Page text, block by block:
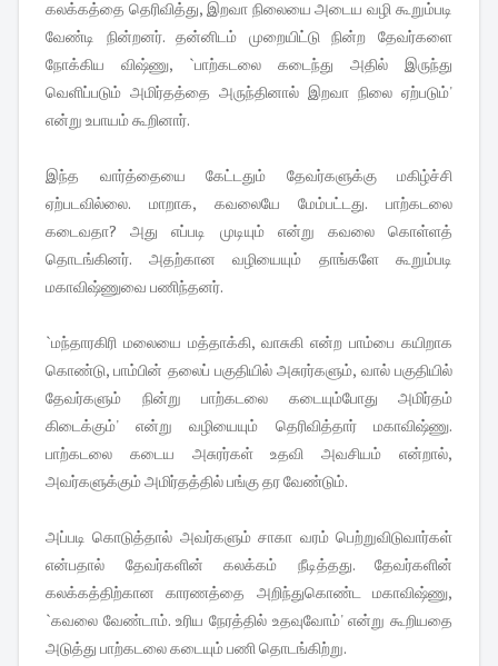
கலக்கத்தை தெரிவித்து, இறவா நிலையை அடைய வழி கூறும்படி
வேண்டி நின்றனர். தன்னிடம் முறையிட்டு நின்ற தேவர்களை
நோக்கிய விஷ்ணு, `பாற்கடலை கடைந்து அதில் இருந்து
வெளிப்படும் அமிர்தத்தை அருந்தினால் இறவா நிலை ஏற்படும்'
என்று உபாயம் கூறினார்.
இந்த வார்த்தையை கேட்டதும் தேவர்களுக்கு மகிழ்ச்சி
ஏற்படவில்லை. மாறாக, கவலையே மேம்பட்டது. பாற்கடலை
கடைவதா? அது எப்படி முடியும் என்று கவலை கொள்ளத்
தொடங்கினர். அதற்கான வழியையும் தாங்களே கூறும்படி
மகாவிஷ்ணுவை பணிந்தனர்.
`மந்தாரகிரி மலையை மத்தாக்கி, வாசுகி என்ற பாம்பை கயிறாக
கொண்டு, பாம்பின் தலைப் பகுதியில் அசுரர்களும், வால் பகுதியில்
தேவர்களும் நின்று பாற்கடலை கடையும்போது அமிர்தம்
கிடைக்கும்' என்று வழியையும் தெரிவித்தார் மகாவிஷ்ணு.
பாற்கடலை கடைய அசுரர்கள் உதவி அவசியம் என்றால்,
அவர்களுக்கும் அமிர்தத்தில் பங்கு தர வேண்டும்.
அப்படி கொடுத்தால் அவர்களும் சாகா வரம் பெற்றுவிடுவார்கள்
என்பதால் தேவர்களின் கலக்கம் நீடித்தது. தேவர்களின்
கலக்கத்திற்கான காரணத்தை அறிந்துகொண்ட மகாவிஷ்ணு,
`கவலை வேண்டாம். உரிய நேரத்தில் உதவுவோம்' என்று கூறியதை
அடுத்து பாற்கடலை கடையும் பணி தொடங்கிற்று.